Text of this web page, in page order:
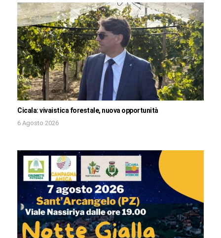
Cicala: vivaistica forestale, nuova opportunità
6 Agosto 2026